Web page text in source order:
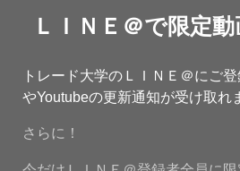
ＬＩＮＥ＠で限定
トレード大学のＬＩＮＥ＠にご
やYoutubeの更新通知が受け取れ
さらに！